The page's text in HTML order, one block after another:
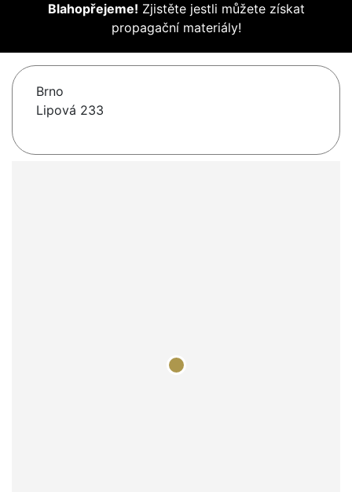
Blahopřejeme! Zjistěte jestli můžete získat
propagační materiály!
Brno
Lipová 233